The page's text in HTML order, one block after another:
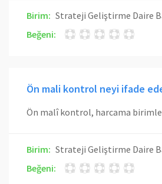
Birim: Strateji Geliştirme Daire
Beğeni:
Ön mali kontrol neyi ifade
Birim: Strateji Geliştirme Daire
Beğeni: